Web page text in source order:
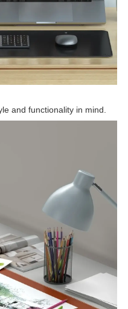
and functionality in mind.